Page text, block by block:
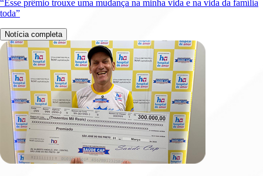
“Esse prêmio trouxe uma mudança na minha vida e na vida da família
toda”
Notícia completa